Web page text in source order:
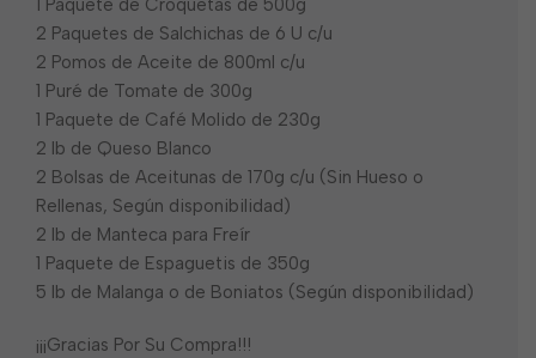
1 Paquete de Croquetas de 500g
2 Paquetes de Salchichas de 6 U c/u
2 Pomos de Aceite de 800ml c/u
1 Puré de Tomate de 300g
1 Paquete de Café Molido de 230g
2 lb de Queso Blanco
2 Bolsas de Aceitunas de 170g c/u (Sin Hueso o
Rellenas, Según disponibilidad)
2 lb de Manteca para Freír
1 Paquete de Espaguetis de 350g
5 lb de Malanga o de Boniatos (Según disponibilidad)
¡¡¡Gracias Por Su Compra!!!